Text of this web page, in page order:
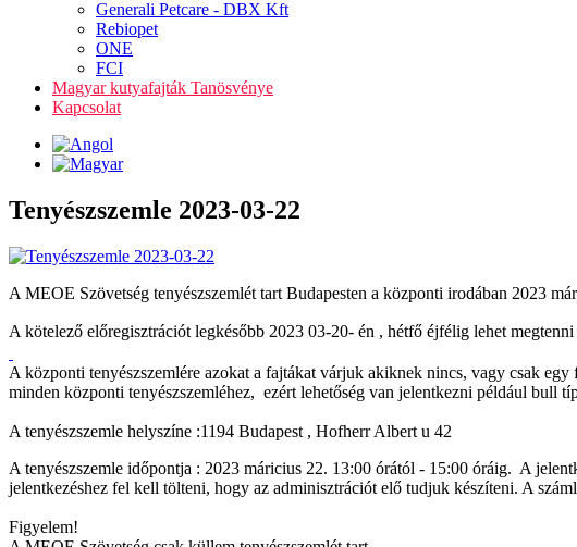
Generali Petcare - DBX Kft
Rebiopet
ONE
FCI
Magyar kutyafajták Tanösvénye
Kapcsolat
Tenyészszemle 2023-03-22
A MEOE Szövetség tenyészszemlét tart Budapesten a központi irodában
A kötelező előregisztrációt legkésőbb 2023 03-20- én , hétfő éjfélig lehet
A központi tenyészszemlére azokat a fajtákat várjuk akiknek nincs, vagy csak
minden központi tenyészszemléhez, ezért lehetőség van jelentkezni például bull
A tenyészszemle helyszíne :1194 Budapest , Hofherr Albert u 42
A tenyészszemle időpontja : 2023 máricius 22. 13:00 órától - 15:00 óráig. A
jelentkezéshez fel kell tölteni, hogy az adminisztrációt elő tudjuk készíteni. A
Figyelem!